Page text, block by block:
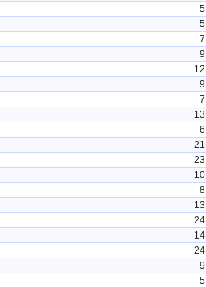
5
5
7
9
12
9
7
13
6
21
23
10
8
13
24
14
24
9
5